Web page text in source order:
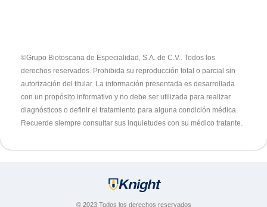
©Grupo Biotoscana de Especialidad, S.A. de C.V.. Todos los
derechos reservados. Prohibida su reproducción total o parcial sin
autorización del titular. La información presentada es desarrollada
con un propósito informativo y no debe ser utilizada para realizar
diagnósticos o definir el tratamiento para alguna condición médica.
Recuerde siempre consultar sus inquietudes con su médico tratante.
© 2023 Todos los derechos reservados